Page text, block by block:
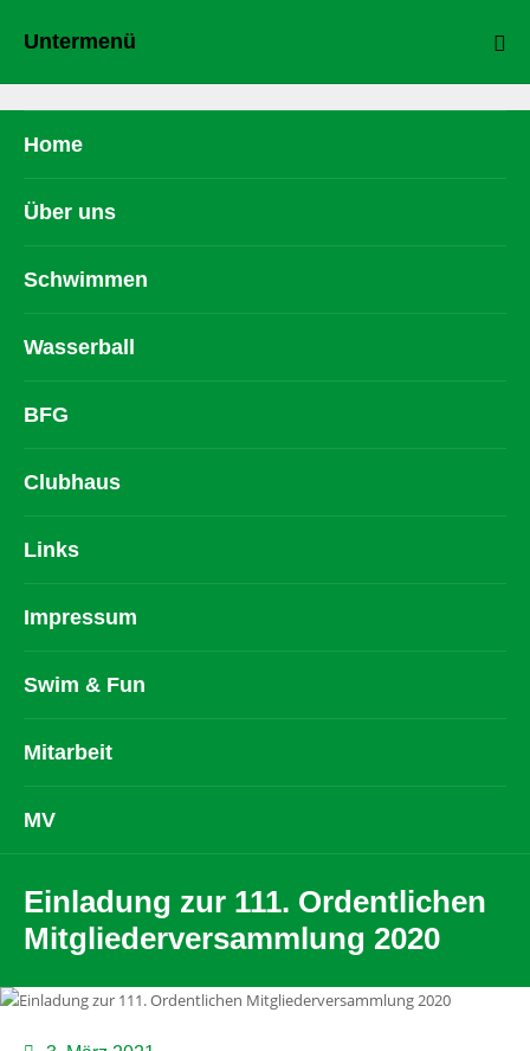
Untermenü
Home
Über uns
Schwimmen
Wasserball
BFG
Clubhaus
Links
Impressum
Swim & Fun
Mitarbeit
MV
Einladung zur 111. Ordentlichen
Mitgliederversammlung 2020